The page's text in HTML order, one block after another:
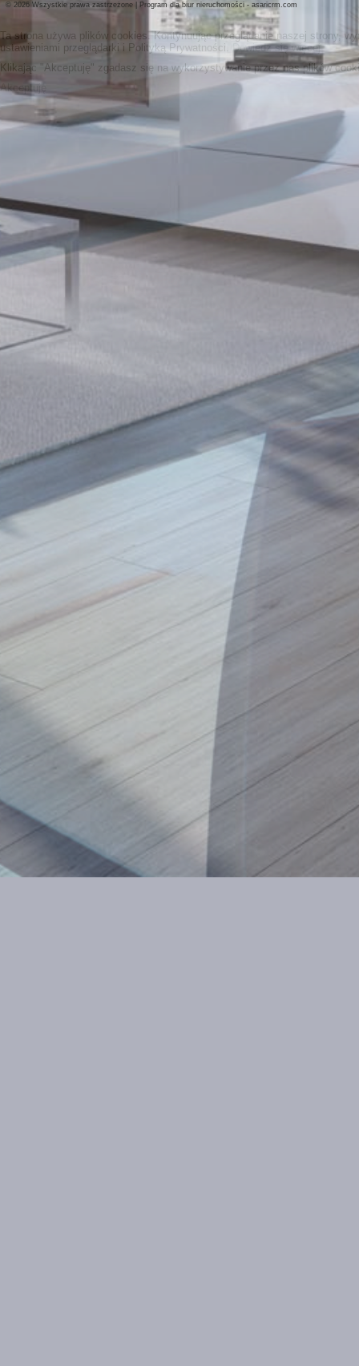
© 2026 Wszystkie prawa zastrzeżone | Program dla biur nieruchomości - asaricrm.com
Ta strona używa plików cookies. Kontynuując przeglądanie naszej strony,
ustawieniami przeglądarki i Polityką Prywatności. Dowiedz się więcej
Klikając "Akceptuję" zgadasz się na wykorzystywanie przez nas plików
Akceptuję